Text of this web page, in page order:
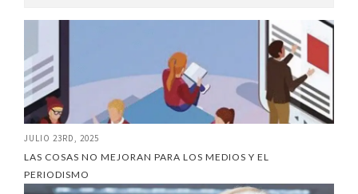
JULIO 23RD, 2025
LAS COSAS NO MEJORAN PARA LOS MEDIOS Y EL
PERIODISMO